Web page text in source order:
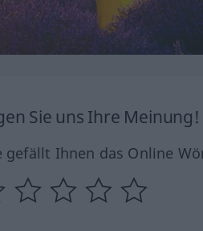
Sie uns Ihre Meinung!
gefällt Ihnen das Online